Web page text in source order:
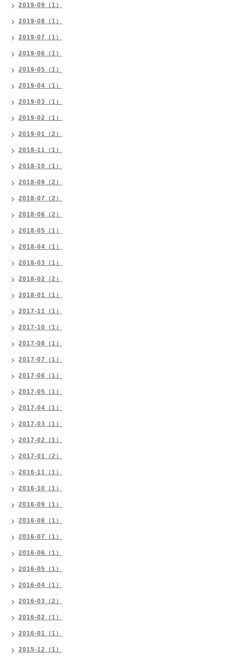
2019-09（1）
2019-08（1）
2019-07（1）
2019-06（1）
2019-05（1）
2019-04（1）
2019-03（1）
2019-02（1）
2019-01（2）
2018-11（1）
2018-10（1）
2018-09（2）
2018-07（2）
2018-06（2）
2018-05（1）
2018-04（1）
2018-03（1）
2018-02（2）
2018-01（1）
2017-11（1）
2017-10（1）
2017-08（1）
2017-07（1）
2017-06（1）
2017-05（1）
2017-04（1）
2017-03（1）
2017-02（1）
2017-01（2）
2016-11（1）
2016-10（1）
2016-09（1）
2016-08（1）
2016-07（1）
2016-06（1）
2016-05（1）
2016-04（1）
2016-03（2）
2016-02（1）
2016-01（1）
2015-12（1）